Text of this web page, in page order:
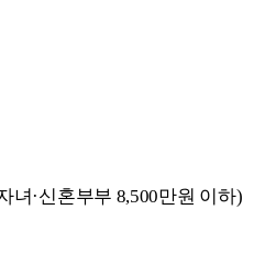
녀·신혼부부 8,500만원 이하)